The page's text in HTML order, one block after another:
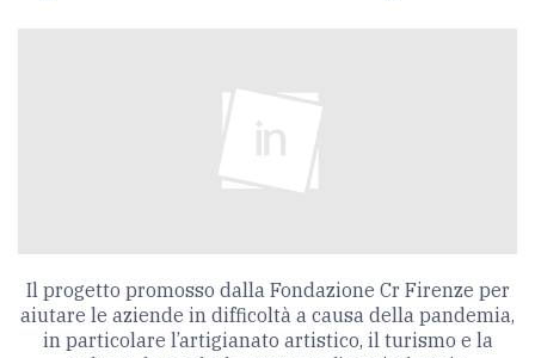
Il progetto promosso dalla Fondazione Cr Firenze per
aiutare le aziende in difficoltà a causa della pandemia,
in particolare l’artigianato artistico, il turismo e la